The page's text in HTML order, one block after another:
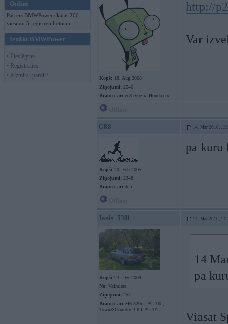
Online
Pašreiz BMWPower skatās 206
viesi un 5 reģistrēti lietotāji.
Ienākt BMWPower
• Pieslēgties
• Reģistrēties
• Aizmirsi paroli?
Kopš: 18. Aug 2008
Ziņojumi: 2546
Braucu ar: gc8 type-ra Honda crx
http://
Var
GR8 14. Mar 2010,
Kopš: 20. Feb 2005
Ziņojumi: 2348
Braucu ar: dēli
pa kuru
Janis_530i 14. Mar 2010,
Kopš: 23. Dec 2009
No: Valmiera
Ziņojumi: 257
Braucu ar: e46 320i LPG '00 ,
Town&Country 3.8 LPG '01
14
pa
Viasat